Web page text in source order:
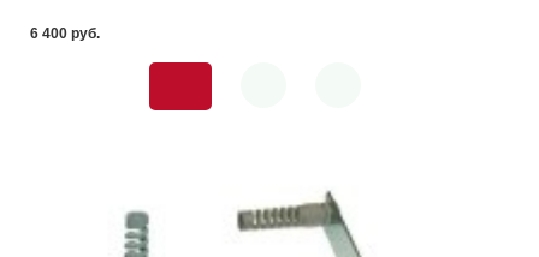
6 400 pуб.